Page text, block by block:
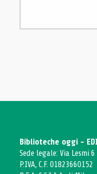
Biblioteche oggi -
Sede legale: Via Lesmi
P.IVA, C.F. 01823660152